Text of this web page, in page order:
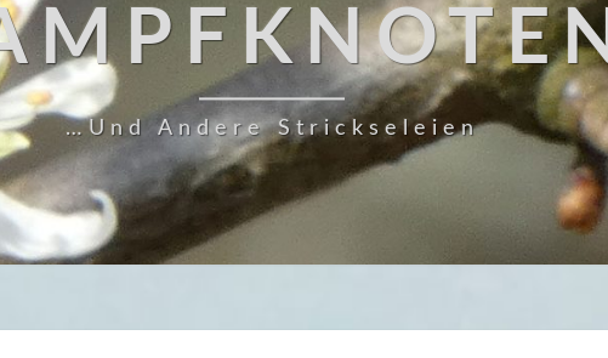
…und Andere Strickseleien